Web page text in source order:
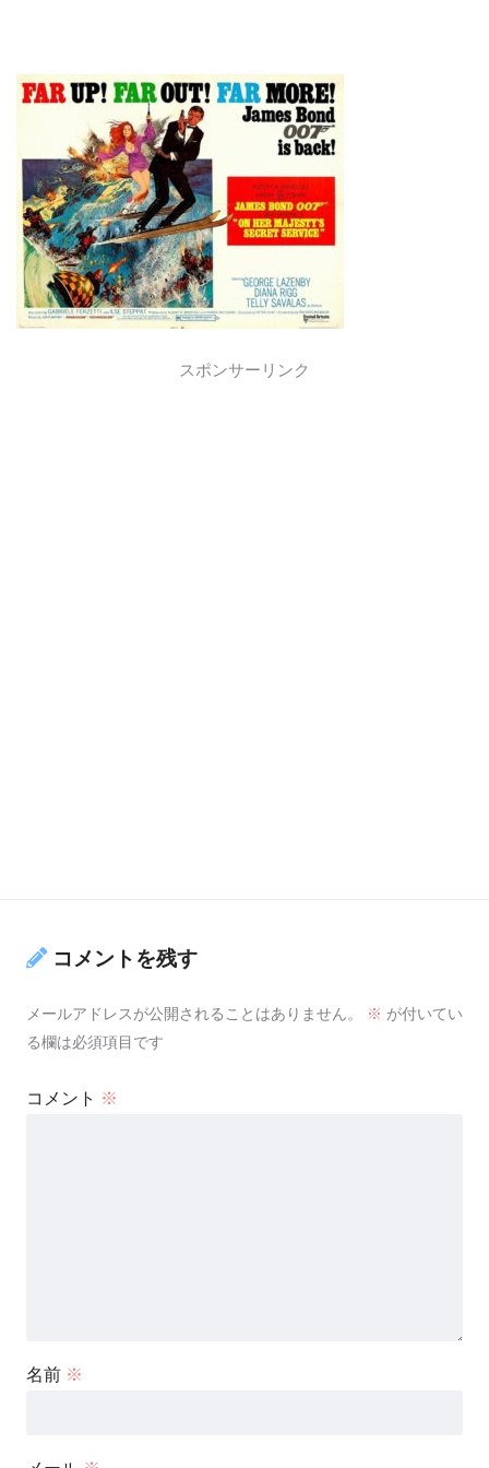
スポンサーリンク
コメントを残す
メールアドレスが公開されることはありません。 ※ が付いてい
る欄は必須項目です
コメント ※
名前 ※